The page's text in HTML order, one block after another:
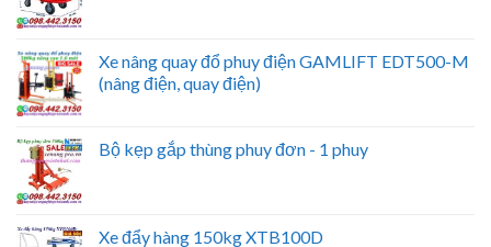
Xe nâng quay đổ phuy điện GAMLIFT EDT500-M
(nâng điện, quay điện)
Bộ kẹp gắp thùng phuy đơn - 1 phuy
Xe đẩy hàng 150kg XTB100D